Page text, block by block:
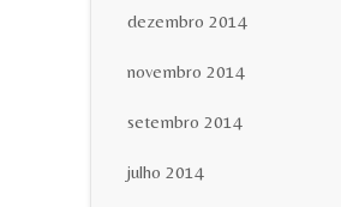
dezembro 2014
novembro 2014
setembro 2014
julho 2014